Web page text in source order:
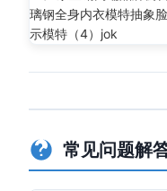
常见问题解